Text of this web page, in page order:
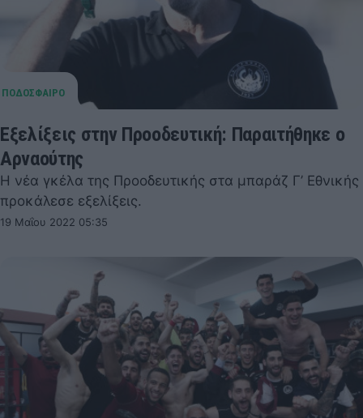
Εξελίξεις στην Προοδευτική: Παραιτήθηκε ο
Αρναούτης
Η νέα γκέλα της Προοδευτικής στα μπαράζ Γ’ Εθνικής
προκάλεσε εξελίξεις.
19 Μαΐου 2022 05:35